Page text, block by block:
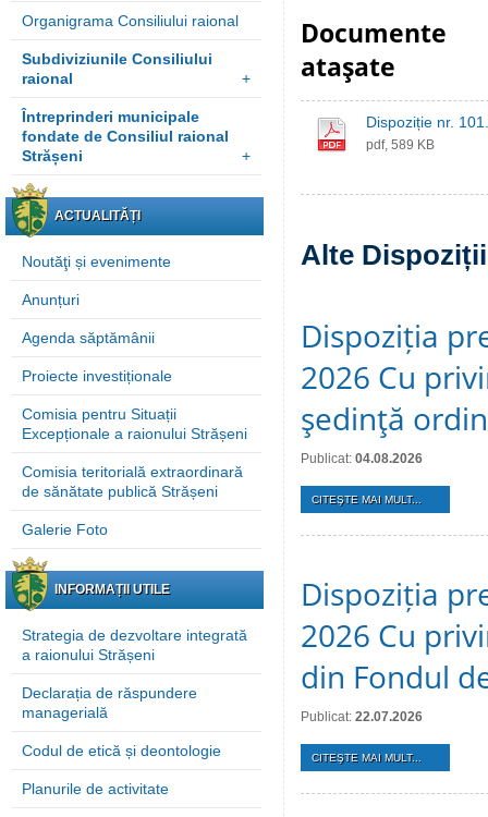
Organigrama Consiliului raional
Subdiviziunile Consiliului
raional
+
Întreprinderi municipale
fondate de Consiliul raional
Strășeni
+
ACTUALITĂȚI
Noutăţi și evenimente
Anunțuri
Agenda săptămânii
Proiecte investiționale
Comisia pentru Situații
Excepționale a raionului Strășeni
Comisia teritorială extraordinară
de sănătate publică Strășeni
Galerie Foto
INFORMAȚII UTILE
Strategia de dezvoltare integrată
a raionului Strășeni
Declarația de răspundere
managerială
Codul de etică și deontologie
Planurile de activitate
Documente
ataşate
Dispoziție nr.
pdf, 589 KB
Alte
Dispoziția
2026 Cu
şedinţă
Publicat: 04.08.2026
CITEŞTE MAI MULT...
Dispoziția
2026 Cu
din Fondul
Publicat: 22.07.2026
CITEŞTE MAI MULT...